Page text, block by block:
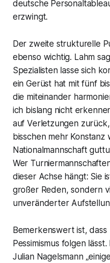
deutsche
erzwingt.
Der zweite strukturelle
ebenso wichtig. Lahm
Spezialisten lasse sich
ein Gerüst hat mit fünf
die miteinander
ich bislang nicht
auf Verletzungen
bisschen mehr
Nationalmannschaft
Wer
dieser Achse hängt: Sie
großer Reden, sondern
unveränderter
Bemerkenswert ist,
Pessimismus folgen
Julian Nagelsmann